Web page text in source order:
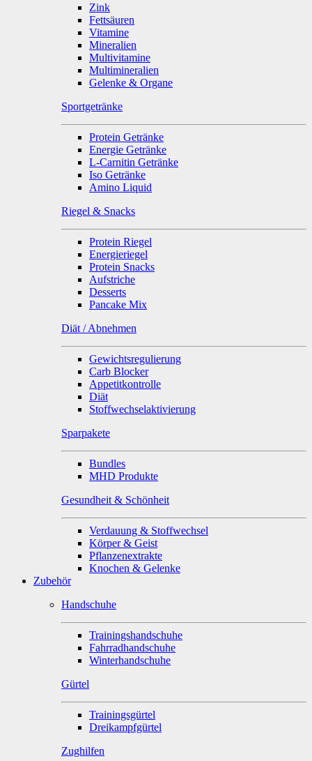
Zink
Fettsäuren
Vitamine
Mineralien
Multivitamine
Multimineralien
Gelenke & Organe
Sportgetränke
Protein Getränke
Energie Getränke
L-Carnitin Getränke
Iso Getränke
Amino Liquid
Riegel & Snacks
Protein Riegel
Energieriegel
Protein Snacks
Aufstriche
Desserts
Pancake Mix
Diät / Abnehmen
Gewichtsregulierung
Carb Blocker
Appetitkontrolle
Diät
Stoffwechselaktivierung
Sparpakete
Bundles
MHD Produkte
Gesundheit & Schönheit
Verdauung & Stoffwechsel
Körper & Geist
Pflanzenextrakte
Knochen & Gelenke
Zubehör
Handschuhe
Trainingshandschuhe
Fahrradhandschuhe
Winterhandschuhe
Gürtel
Trainingsgürtel
Dreikampfgürtel
Zughilfen